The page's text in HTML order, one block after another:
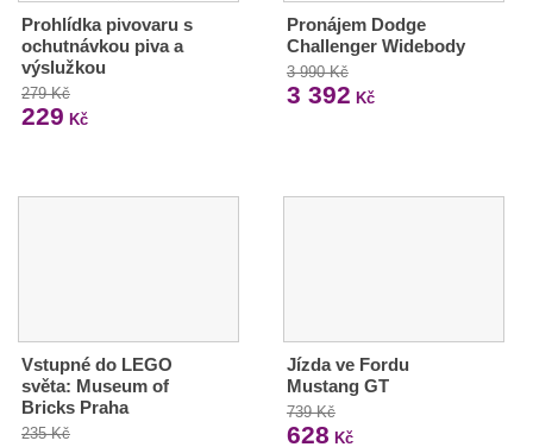
Prohlídka pivovaru s
ochutnávkou piva a
výslužkou
279 Kč
229 Kč
Pronájem Dodge
Challenger Widebody
3 990 Kč
3 392 Kč
Vstupné do LEGO
světa: Museum of
Bricks Praha
235 Kč
Jízda ve Fordu
Mustang GT
739 Kč
628 Kč